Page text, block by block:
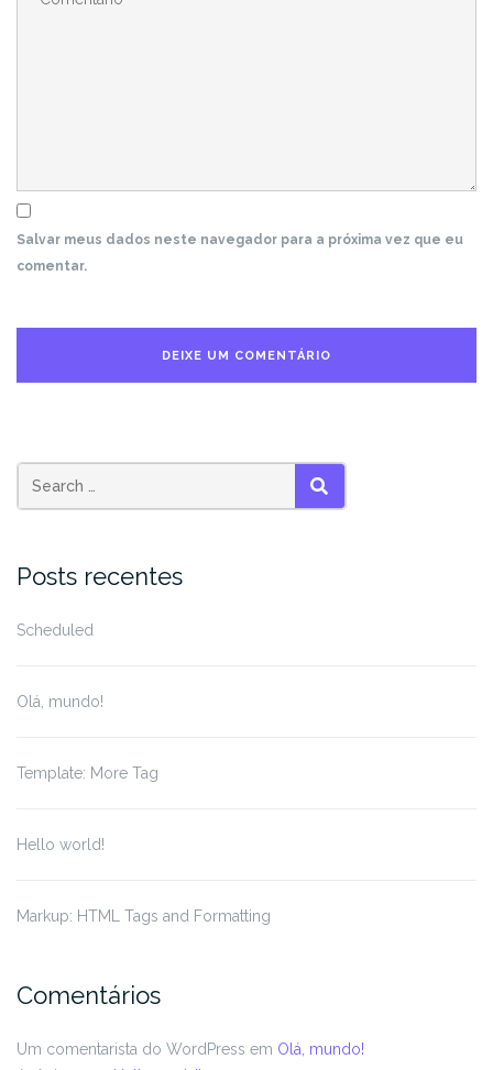
Salvar meus dados neste navegador para a próxima vez que eu
comentar.
SEARCH
Posts recentes
Scheduled
Olá, mundo!
Template: More Tag
Hello world!
Markup: HTML Tags and Formatting
Comentários
Um comentarista do WordPress em Olá, mundo!